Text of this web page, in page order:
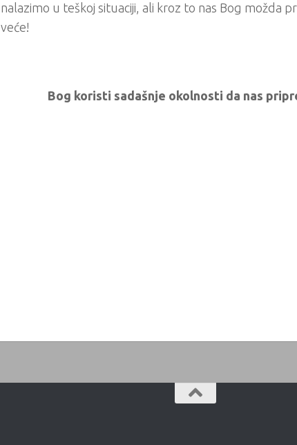
nalazimo u teškoj situaciji, ali kroz to nas Bog možda
veće!
Bog koristi sadašnje okolnosti da nas